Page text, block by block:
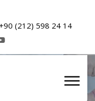
(212) 598 24 14